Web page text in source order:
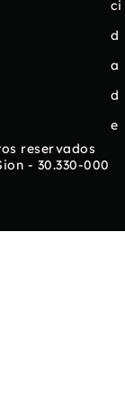
ci
d
a
d
e
reservados
- 30.330-000